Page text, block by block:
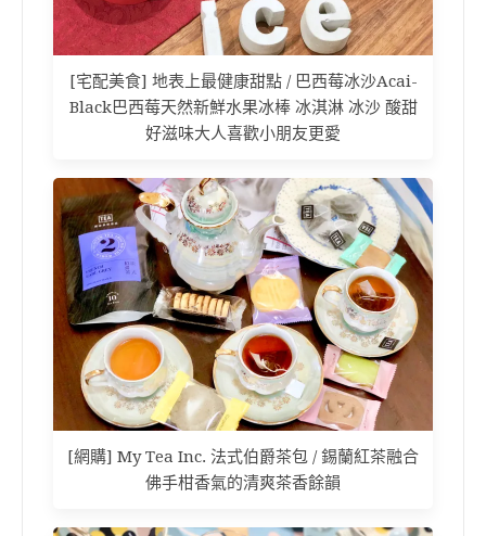
[宅配美食] 地表上最健康甜點 / 巴西莓冰沙Acai-
Black巴西莓天然新鮮水果冰棒 冰淇淋 冰沙 酸甜
好滋味大人喜歡小朋友更愛
[網購] My Tea Inc. 法式伯爵茶包 / 錫蘭紅茶融合
佛手柑香氣的清爽茶香餘韻